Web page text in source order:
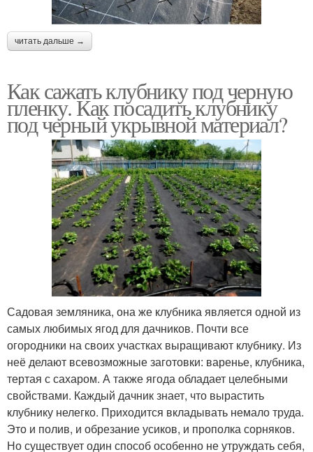
читать дальше →
Как сажать клубнику под черную
пленку. Как посадить клубнику
под черный укрывной материал?
Садовая земляника, она же клубника является одной из
самых любимых ягод для дачников. Почти все
огородники на своих участках выращивают клубнику. Из
неё делают всевозможные заготовки: варенье, клубника,
тертая с сахаром. А также ягода обладает целебными
свойствами. Каждый дачник знает, что вырастить
клубнику нелегко. Приходится вкладывать немало труда.
Это и полив, и обрезание усиков, и прополка сорняков.
Но существует один способ особенно не утруждать себя,